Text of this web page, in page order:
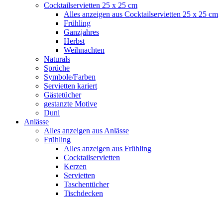
Cocktailservietten 25 x 25 cm
Alles anzeigen aus Cocktailservietten 25 x 25 cm
Frühling
Ganzjahres
Herbst
Weihnachten
Naturals
Sprüche
Symbole/Farben
Servietten kariert
Gästetücher
gestanzte Motive
Duni
Anlässe
Alles anzeigen aus Anlässe
Frühling
Alles anzeigen aus Frühling
Cocktailservietten
Kerzen
Servietten
Taschentücher
Tischdecken